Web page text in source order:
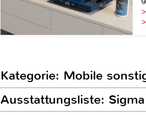
Kategorie: Mobile
Ausstattungsliste: